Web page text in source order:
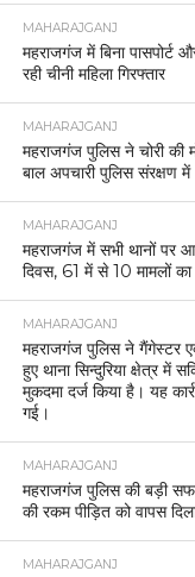
MAHARAJGANJ
महराजगंज में बिना पासपोर्ट
रही चीनी महिला गिरफ्तार
MAHARAJGANJ
महराजगंज पुलिस ने चोरी की
बाल अपचारी पुलिस संरक्षण में
MAHARAJGANJ
महराजगंज में सभी थानों पर
दिवस, 61 में से 10 मामलों का
MAHARAJGANJ
महराजगंज पुलिस ने गैंगेस्टर
हुए थाना सिन्दुरिया क्षेत्र में
मुकदमा दर्ज किया है। यह
गई।
MAHARAJGANJ
महराजगंज पुलिस की बड़ी
की रकम पीड़ित को वापस
MAHARAJGANJ